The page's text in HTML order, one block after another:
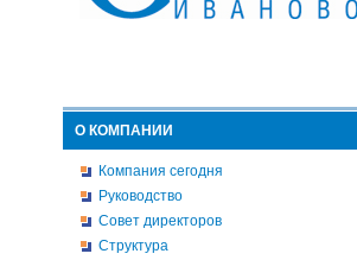
О КОМПАНИИ
Компания сегодня
Руководство
Совет директоров
Структура